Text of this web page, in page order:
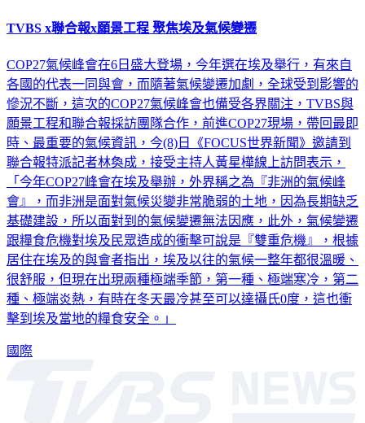
TVBS x聯合報x願景工程 聚焦埃及氣候變遷
COP27氣候峰會在6日盛大登場，今年選在埃及舉行，有來自
各國的代表一同與會，而隨著氣候變遷加劇，全球受到影響的
慘況不斷，這次的COP27氣候峰會也備受各界關注，TVBS與
願景工程和聯合報採訪團隊合作，前進COP27現場，帶回最即
時、最重要的氣候資訊，今(8)日《FOCUS世界新聞》邀請到
聯合報特派記者林奐成，接受主持人黃星樺線上訪問表示，
「今年COP27峰會在埃及舉辦，外界稱之為『非洲的氣候峰
會』，而非洲是面對氣候災變非常脆弱的土地，因為長期缺乏
基礎建設，所以面對到的氣候變遷無法因應，此外，氣候變遷
跟糧食危機對埃及民眾造成的衝擊可說是『雙重危機』，根據
居住在埃及的與會者指出，埃及以往的氣候一整年都很溫暖、
很舒服，但現在出現兩種極端季節，第一種、極端寒冷，第二
種、極端炎熱，有時在冬天最冷甚至可以達攝氏0度，這也衝
擊到埃及當地的糧食安全。」
國際